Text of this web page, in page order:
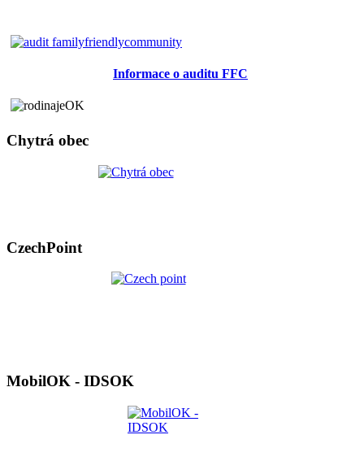
Informace o auditu FFC
Chytrá obec
CzechPoint
MobilOK - IDSOK